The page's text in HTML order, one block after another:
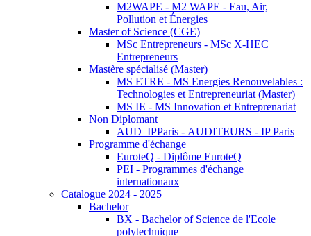
M2WAPE - M2 WAPE - Eau, Air,
Pollution et Énergies
Master of Science (CGE)
MSc Entrepreneurs - MSc X-HEC
Entrepreneurs
Mastère spécialisé (Master)
MS ETRE - MS Energies Renouvelables :
Technologies et Entrepreneuriat (Master)
MS IE - MS Innovation et Entreprenariat
Non Diplomant
AUD_IPParis - AUDITEURS - IP Paris
Programme d'échange
EuroteQ - Diplôme EuroteQ
PEI - Programmes d'échange
internationaux
Catalogue 2024 - 2025
Bachelor
BX - Bachelor of Science de l'Ecole
polytechnique